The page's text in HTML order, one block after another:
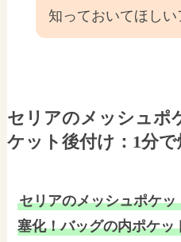
知っておいてほし
セリアのメッシュポ
ケット後付け：1分で
セリアのメッシュポケ
塞化！バッグの内ポケッ